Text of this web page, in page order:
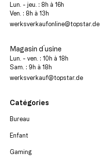
Lun. - jeu. : 8h à 16h
Ven. : 8h à 13h
werksverkaufonline@topstar.de
Magasin d´usine
Lun. - ven. : 10h à 18h
Sam. : 9h à 18h
werksverkauf@topstar.de
Catégories
Bureau
Enfant
Gaming